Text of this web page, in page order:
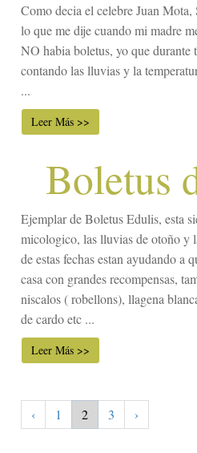
Como decia el celebre Juan
lo que me dije cuando mi madre
NO habia boletus, yo que durante
contando las lluvias y la
...
Leer Más >>
Boletus
Ejemplar de Boletus Edulis, esta
micologico, las lluvias de otoño y
de estas fechas estan ayudando a
casa con grandes recompensas,
niscalos ( robellons), llagena
de cardo etc ...
Leer Más >>
‹ 1 2 3 ›